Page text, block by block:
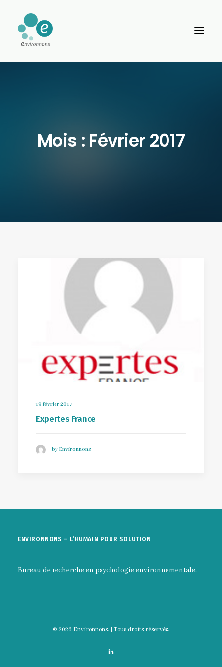
Mois : Février 2017
19 février 2017
Expertes France
by Environnons
ENVIRONNONS – L’HUMAIN POUR SOLUTION
Bureau de recherche en psychologie environnementale.
© 2026 Environnons. | Tous droits réservés.